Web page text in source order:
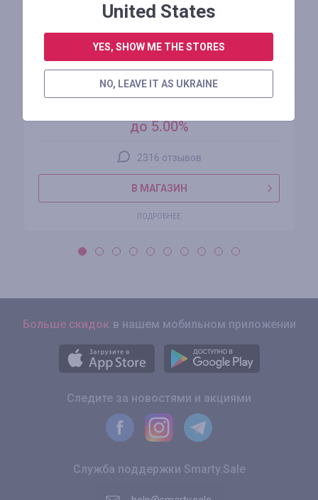
AliExpress
до 5.00%
2316 отзывов
В МАГАЗИН
ПОДРОБНЕЕ
Больше скидок в нашем мобильном приложении
Следите за новостями и акциями
Служба поддержки Smarty.Sale
United States
YES, SHOW ME THE STORES
NO, LEAVE IT AS UKRAINE